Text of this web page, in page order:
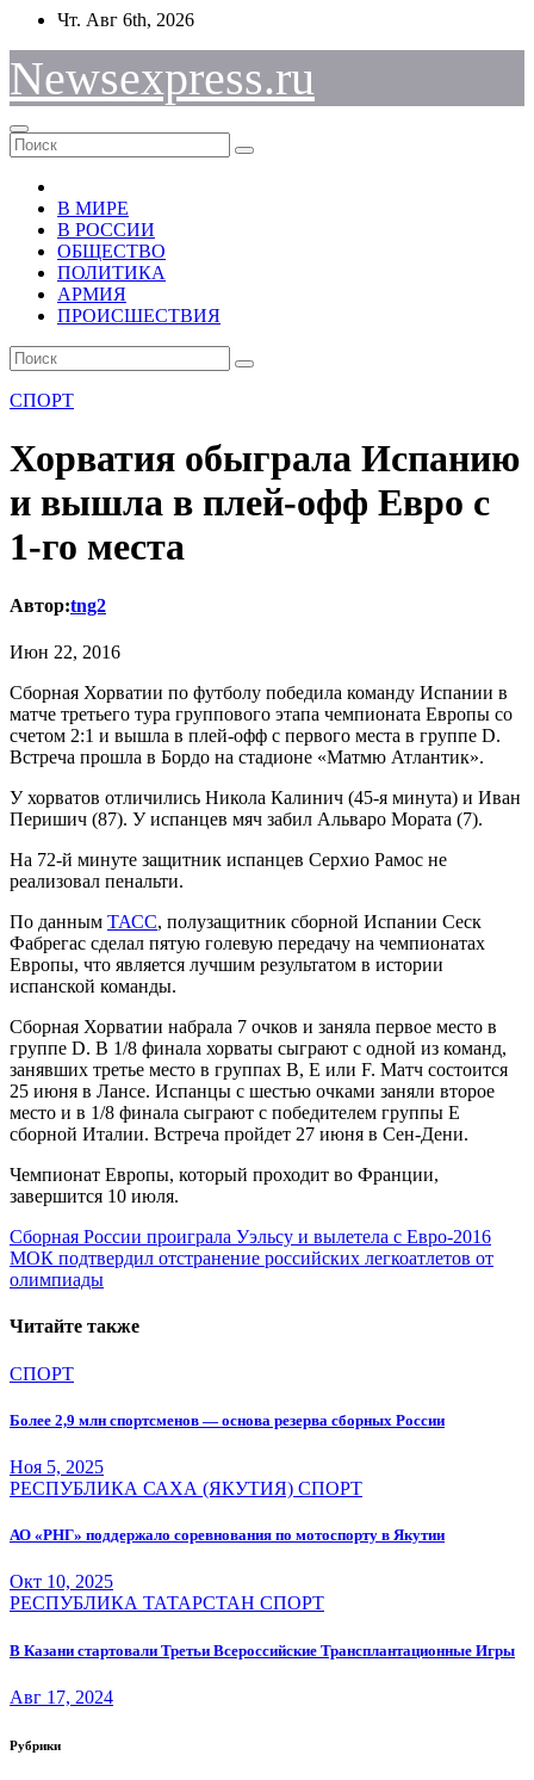
Перейти
содержимому
Чт. Авг 6th, 2026
Newsexpress.ru
В МИРЕ
В РОССИИ
ОБЩЕСТВО
ПОЛИТИКА
АРМИЯ
ПРОИСШЕСТВИЯ
СПОРТ
Хорватия обыграла Испанию
и вышла в плей-офф Евро с
1-го места
Автор:tng2
Июн 22, 2016
Сборная Хорватии по футболу победила команду Испании в
матче третьего тура группового этапа чемпионата Европы со
счетом 2:1 и вышла в плей-офф с первого места в группе D.
Встреча прошла в Бордо на стадионе «Матмю Атлантик».
У хорватов отличились Никола Калинич (45-я минута) и Иван
Перишич (87). У испанцев мяч забил Альваро Мората (7).
На 72-й минуте защитник испанцев Серхио Рамос не
реализовал пенальти.
По данным ТАСС, полузащитник сборной Испании Сеск
Фабрегас сделал пятую голевую передачу на чемпионатах
Европы, что является лучшим результатом в истории
испанской команды.
Сборная Хорватии набрала 7 очков и заняла первое место в
группе D. В 1/8 финала хорваты сыграют с одной из команд,
занявших третье место в группах B, E или F. Матч состоится
25 июня в Лансе. Испанцы с шестью очками заняли второе
место и в 1/8 финала сыграют с победителем группы E
сборной Италии. Встреча пройдет 27 июня в Сен-Дени.
Чемпионат Европы, который проходит во Франции,
завершится 10 июля.
Навигация
по
Сборная России проиграла Уэльсу и вылетела с Евро-2016
МОК подтвердил отстранение российских легкоатлетов от
олимпиады
Читайте также
СПОРТ
Более 2,9 млн спортсменов — основа резерва сборных России
Ноя 5, 2025
РЕСПУБЛИКА САХА (ЯКУТИЯ) СПОРТ
АО «РНГ» поддержало соревнования по мотоспорту в Якутии
Окт 10, 2025
РЕСПУБЛИКА ТАТАРСТАН СПОРТ
В Казани стартовали Третьи Всероссийские Трансплантационные Игры
Авг 17, 2024
Рубрики